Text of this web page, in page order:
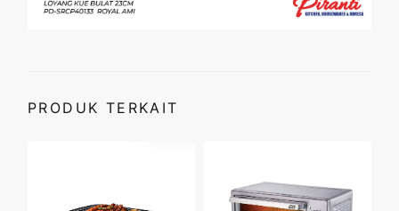
PRODUK TERKAIT